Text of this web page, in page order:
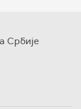
Србије